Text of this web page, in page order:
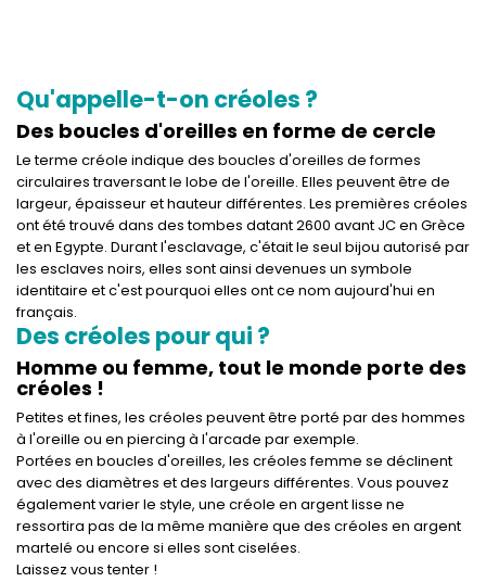
Qu'appelle-t-on créoles ?
Des boucles d'oreilles en forme de cercle
Le terme créole indique des boucles d'oreilles de formes
circulaires traversant le lobe de l'oreille. Elles peuvent être de
largeur, épaisseur et hauteur différentes. Les premières créoles
ont été trouvé dans des tombes datant 2600 avant JC en Grèce
et en Egypte. Durant l'esclavage, c'était le seul bijou autorisé par
les esclaves noirs, elles sont ainsi devenues un symbole
identitaire et c'est pourquoi elles ont ce nom aujourd'hui en
français.
Des créoles pour qui ?
Homme ou femme, tout le monde porte des
créoles !
Petites et fines, les créoles peuvent être porté par des hommes
à l'oreille ou en piercing à l'arcade par exemple.
Portées en boucles d'oreilles, les créoles femme se déclinent
avec des diamètres et des largeurs différentes. Vous pouvez
également varier le style, une créole en argent lisse ne
ressortira pas de la même manière que des créoles en argent
martelé ou encore si elles sont ciselées.
Laissez vous tenter !